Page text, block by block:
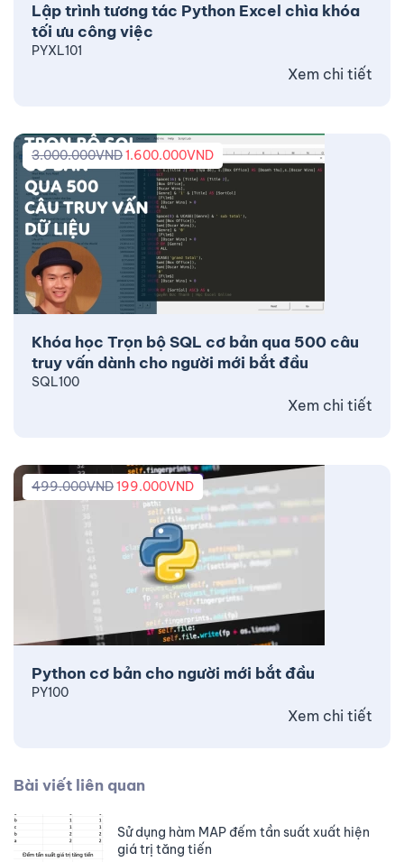
Lập trình tương tác Python Excel chìa khóa
tối ưu công việc
PYXL101
Xem chi tiết
Khóa học Trọn bộ SQL cơ bản qua 500 câu
truy vấn dành cho người mới bắt đầu
3.000.000VND1.600.000VND
SQL100
Xem chi tiết
Python cơ bản cho người mới bắt đầu
499.000VND199.000VND
PY100
Xem chi tiết
Bài viết liên quan
Sử dụng hàm MAP đếm tần suất xuất hiện
giá trị tăng tiến